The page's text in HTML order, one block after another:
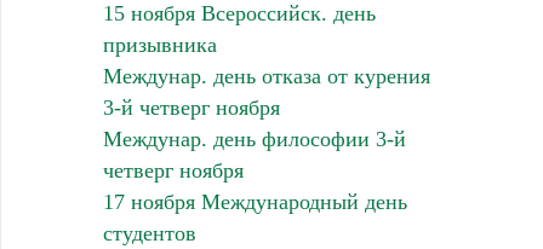
15 ноября Всероссийск. день
призывника
Междунар. день отказа от курения
3-й четверг ноября
Междунар. день философии 3-й
четверг ноября
17 ноября Международный день
студентов